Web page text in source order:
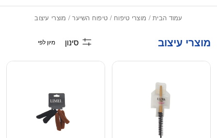
עמוד הבית/ מוצרי טיפוח / טיפוח השיער/ מוצרי עיצוב
מוצרי עיצוב סינון